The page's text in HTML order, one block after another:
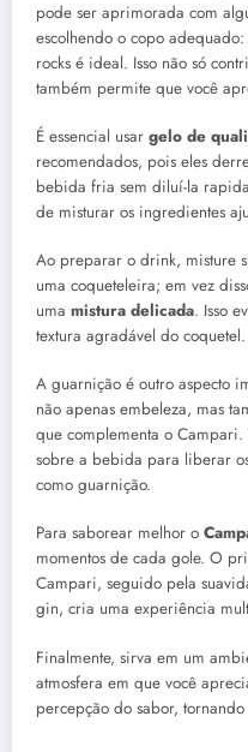
pode ser aprimorada com
escolhendo o copo adequado:
rocks é ideal. Isso não só
também permite que você
É essencial usar gelo de
recomendados, pois eles
bebida fria sem diluí-la
de misturar os ingredientes
Ao preparar o drink, misture
uma coqueteleira; em vez
uma mistura delicada. Isso
textura agradável do coquetel.
A guarnição é outro aspecto
não apenas embeleza, mas
que complementa o Campari.
sobre a bebida para liberar
como guarnição.
Para saborear melhor o
momentos de cada gole. O
Campari, seguido pela
gin, cria uma experiência
Finalmente, sirva em um
atmosfera em que você
percepção do sabor,